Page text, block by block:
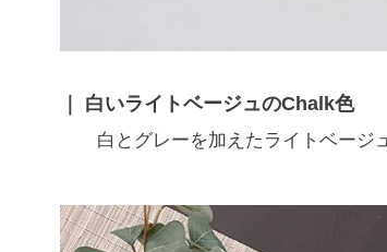
白いライトベージュのChalk色
白とグレーを加えたライトベージ